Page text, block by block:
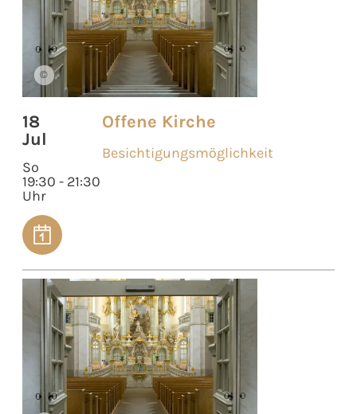
©
18
Jul
So
19:30 - 21:30
Uhr
Offene Kirche
Besichtigungsmöglichkeit